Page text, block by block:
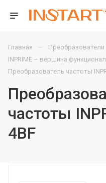
Главная —
INPRIME – вершина
Преобразователь частоты
частоты
4BF